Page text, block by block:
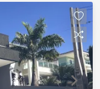
depósito, uma
com 2
de piscina